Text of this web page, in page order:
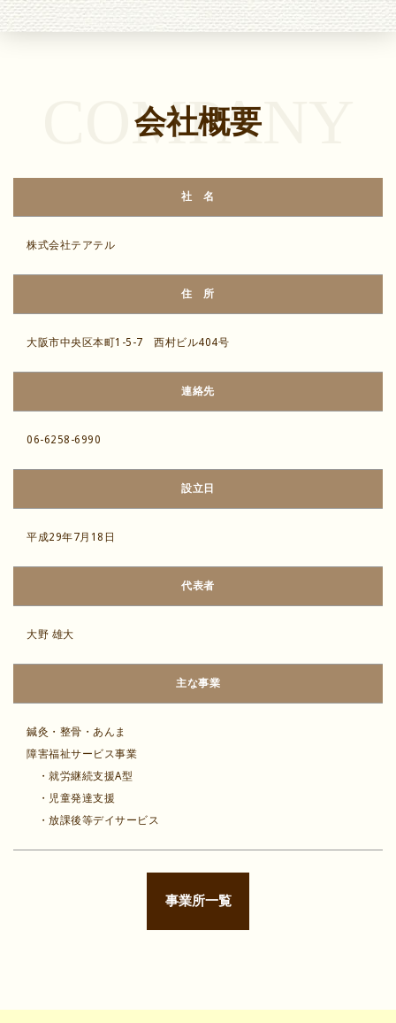
会社概要
COMPANY
社 名
株式会社テアテル
住 所
大阪市中央区本町1-5-7 西村ビル404号
連絡先
06-6258-6990
設立日
平成29年7月18日
代表者
大野 雄大
主な事業
鍼灸・整骨・あんま
障害福祉サービス事業
・就労継続支援A型
・児童発達支援
・放課後等デイサービス
事業所一覧